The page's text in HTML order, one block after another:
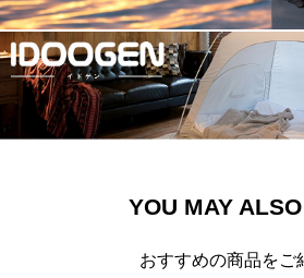
YOU MAY
おすすめの商品をご